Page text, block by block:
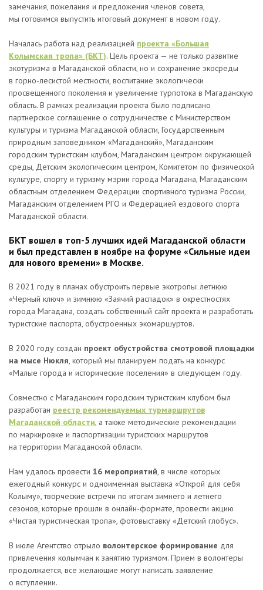
замечания, пожелания и предложения членов совета,
мы готовимся выпустить итоговый документ в новом году.
Началась работа над реализацией проекта «Большая
Колымская тропа» (БКТ). Цель проекта — не только развитие
экотуризма в Магаданской области, но и сохранение экосреды
в горно-лесистой местности, воспитание экологически
просвещенного поколения и увеличение турпотока в Магаданскую
область. В рамках реализации проекта было подписано
партнерское соглашение о сотрудничестве с Министерством
культуры и туризма Магаданской области, Государственным
природным заповедником «Магаданский», Магаданским
городским туристским клубом, Магаданским центром окружающей
среды, Детским экологическим центром, Комитетом по физической
культуре, спорту и туризму мэрии города Магадана, Магаданским
областным отделением Федерации спортивного туризма России,
Магаданским отделением РГО и Федерацией ездового спорта
Магаданской области.
БКТ вошел в топ-5 лучших идей Магаданской области
и был представлен в ноябре на форуме «Сильные идеи
для нового времени» в Москве.
В 2021 году в планах обустроить первые экотропы: летнюю
«Черный ключ» и зимнюю «Заячий распадок» в окрестностях
города Магадана, создать собственный сайт проекта и разработать
туристские паспорта, обустроенных экомаршуртов.
В 2020 году создан проект обустройства смотровой площадки
на мысе Нюкля, который мы планируем подать на конкурс
«Малые города и исторические поселения» в следующем году.
Совместно с Магаданским городским туристским клубом был
разработан реестр рекомендуемых турмаршрутов
Магаданской области, а также методические рекомендации
по маркировке и паспортизации туристских маршрутов
на территории Магаданской области.
Нам удалось провести 16 мероприятий, в числе которых
ежегодный конкурс и одноименная выставка «Открой для себя
Колыму», творческие встречи по итогам зимнего и летнего
сезонов, которые прошли в онлайн-формате, провести акцию
«Чистая туристическая тропа», фотовыставку «Детский глобус».
В июле Агентство отрыло волонтерское формирование для
привлечения колымчан к занятию туризмом. Прием в волонтеры
продолжается, все желающие могут написать заявление
о вступлении.